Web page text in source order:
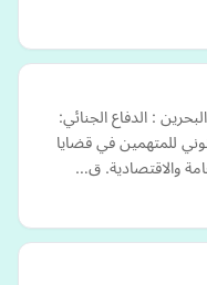
: الدفاع الجنائي:
للمتهمين في قضايا
والاقتصادية. ق…